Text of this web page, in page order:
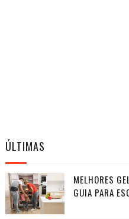
ÚLTIMAS
MELHORES
GUIA PARA